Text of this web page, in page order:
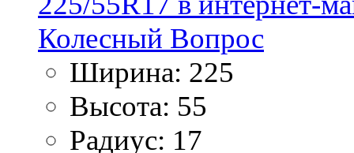
Ширина: 225
Высота: 55
Радиус: 17